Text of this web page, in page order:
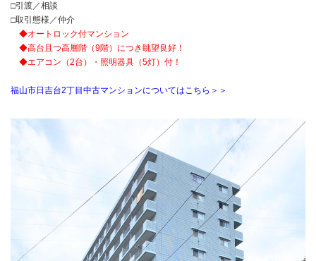
□引渡／相談
□取引態様／仲介
◆オートロック付マンション
◆高台且つ高層階（9階）につき眺望良好！
◆エアコン（2台）・照明器具（5灯）付！
福山市日吉台2丁目中古マンションについてはこちら＞＞